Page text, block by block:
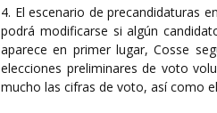
4. El escenario de precandidaturas
podrá modificarse si algún
aparece en primer lugar, Cosse
elecciones preliminares de voto
mucho las cifras de voto, así como